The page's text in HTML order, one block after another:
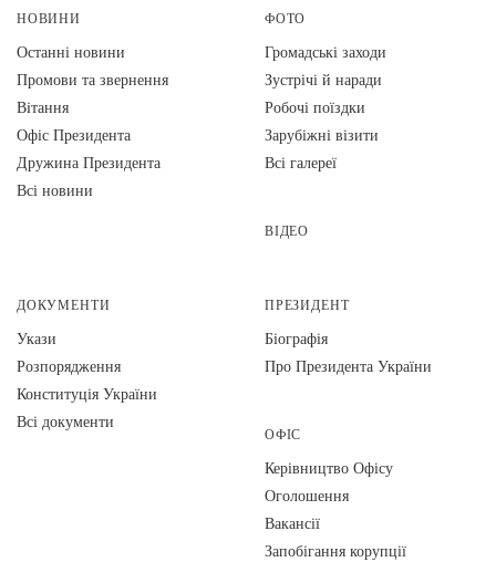
НОВИНИ
Останні новини
Промови та звернення
Вiтання
Офіс Президента
Дружина Президента
Всі новини
ФОТО
Громадські заходи
Зустрічі й наради
Робочі поїздки
Зарубіжні візити
Всі галереї
ВІДЕО
ДОКУМЕНТИ
Укази
Розпорядження
Конституція України
Всі документи
ПРЕЗИДЕНТ
Біографія
Про Президента України
ОФІС
Керівництво Офісу
Оголошення
Вакансії
Запобігання корупції